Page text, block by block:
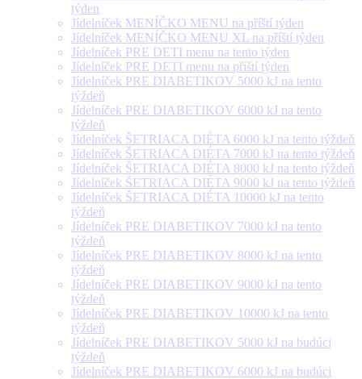
týden
Jídelníček MENÍČKO MENU na příští týden
Jídelníček MENÍČKO MENU XL na příští týden
Jídelníček PRE DETI menu na tento týden
Jídelníček PRE DETI menu na příští týden
Jídelníček PRE DIABETIKOV 5000 kJ na tento
týždeň
Jídelníček PRE DIABETIKOV 6000 kJ na tento
týždeň
Jídelníček ŠETRIACA DIÉTA 6000 kJ na tento týždeň
Jídelníček ŠETRIACA DIÉTA 7000 kJ na tento týždeň
Jídelníček ŠETRIACA DIÉTA 8000 kJ na tento týždeň
Jídelníček ŠETRIACA DIÉTA 9000 kJ na tento týždeň
Jídelníček ŠETRIACA DIÉTA 10000 kJ na tento
týždeň
Jídelníček PRE DIABETIKOV 7000 kJ na tento
týždeň
Jídelníček PRE DIABETIKOV 8000 kJ na tento
týždeň
Jídelníček PRE DIABETIKOV 9000 kJ na tento
týždeň
Jídelníček PRE DIABETIKOV 10000 kJ na tento
týždeň
Jídelníček PRE DIABETIKOV 5000 kJ na budúci
týždeň
Jídelníček PRE DIABETIKOV 6000 kJ na budúci